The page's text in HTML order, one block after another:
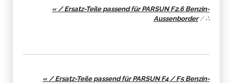
« / Ersatz-Teile passend für PARSUN F2.6 Benzin-
Aussenborder/∴
« / Ersatz-Teile passend für PARSUN F4 / F5 Benzin-